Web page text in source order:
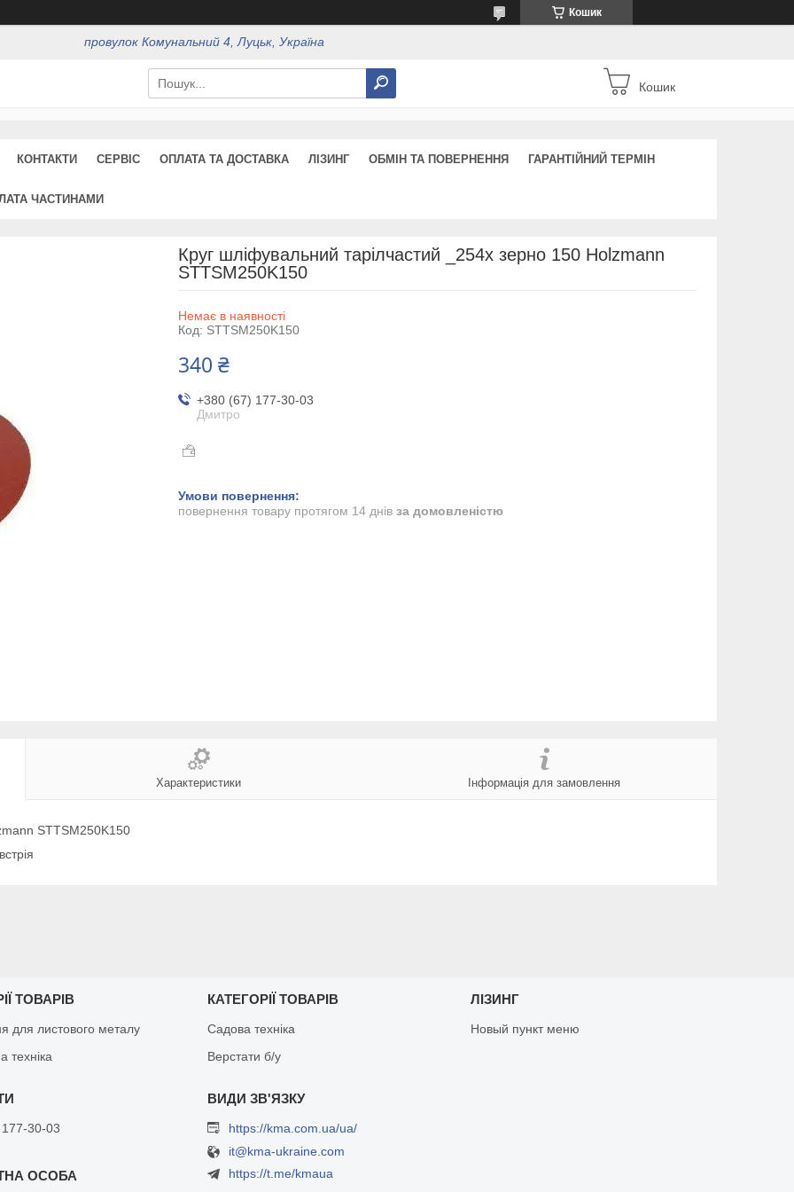
Кошик
провулок Комунальний 4, Луцьк, Україна
Кошик
КОНТАКТИ СЕРВІС ОПЛАТА ТА ДОСТАВКА ЛІЗИНГ ОБМІН ТА ПОВЕРНЕННЯ ГАРАНТІЙНИЙ ТЕРМІН
ЧАСТИНАМИ
Круг шліфувальний тарілчастий _254x зерно 150 Holzmann
STTSM250K150
Немає в наявності
Код: STTSM250K150
340 ₴
+380 (67) 177-30-03
Дмитро
повернення товару протягом 14 днів за домовленістю
Характеристики Інформація для замовлення
STTSM250K150
ТОВАРІВ
для листового металу
техніка
КАТЕГОРІЇ ТОВАРІВ
Садова техніка
Верстати б/у
ЛІЗИНГ
Новый пункт меню
30-03
https://kma.com.ua/ua/
it@kma-ukraine.com
https://t.me/kmaua